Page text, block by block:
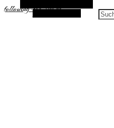
following-the-sun.de
Zufallsauswahl